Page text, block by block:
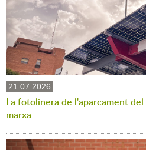
21.07.2026
La fotolinera de l'aparcament
marxa